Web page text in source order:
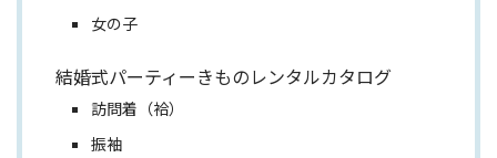
女の子
結婚式パーティーきものレンタルカタログ
訪問着（袷）
振袖